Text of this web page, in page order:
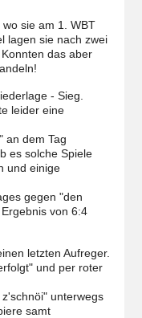
sie am 1. WBT
lagen sie nach zwei
das aber
- Sieg.
leider eine
an dem Tag
es solche Spiele
und einige
gegen "den
von 6:4
letzten Aufreger.
und per roter
unterwegs
samt